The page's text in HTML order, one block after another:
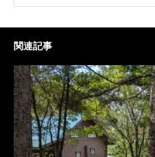
関連記事